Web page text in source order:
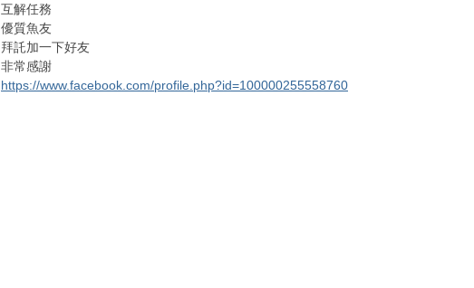
互解任務
優質魚友
拜託加一下好友
非常感謝
https://www.facebook.com/profile.php?id=100000255558760